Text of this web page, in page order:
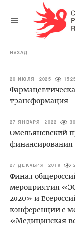
НАЗАД
20 ИЮЛЯ 2025 1525
трансформация
27 ЯНВАРЯ 2022
Омельяновский
финансирования
27 ДЕКАБРЯ 2019
Финал
мероприятия
2020» и
конференции с
«Медицинская